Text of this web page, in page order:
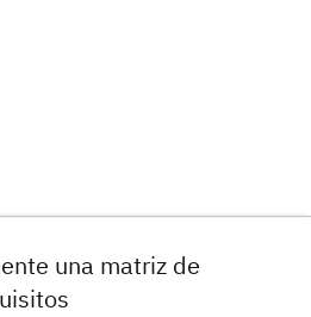
una matriz de